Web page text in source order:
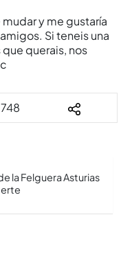
y me gustarí­a
Si teneis una
querais, nos
748
la Felguera Asturias